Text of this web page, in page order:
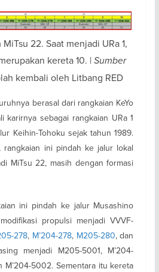
22. Saat menjadi URa 1,
kereta 10. | Sumber
kembali oleh Litbang RED
berasal dari rangkaian KeYo
karirnya sebagai rangkaian URa 1
Keihin-Tohoku sejak tahun 1989.
rangkaian ini pindah ke jalur lokal
MiTsu 22, masih dengan formasi
ini pindah ke jalur Musashino
propulsi menjadi VVVF-
278, M’204-278, M205-280, dan
menjadi M205-5001, M’204-
M’204-5002. Sementara itu kereta